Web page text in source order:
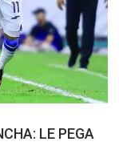
LE PEGA